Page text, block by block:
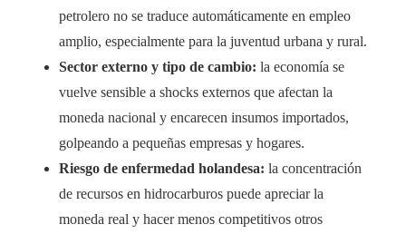
petrolero no se traduce automáticamente en empleo
amplio, especialmente para la juventud urbana y rural.
Sector externo y tipo de cambio: la economía se
vuelve sensible a shocks externos que afectan la
moneda nacional y encarecen insumos importados,
golpeando a pequeñas empresas y hogares.
Riesgo de enfermedad holandesa: la concentración
de recursos en hidrocarburos puede apreciar la
moneda real y hacer menos competitivos otros